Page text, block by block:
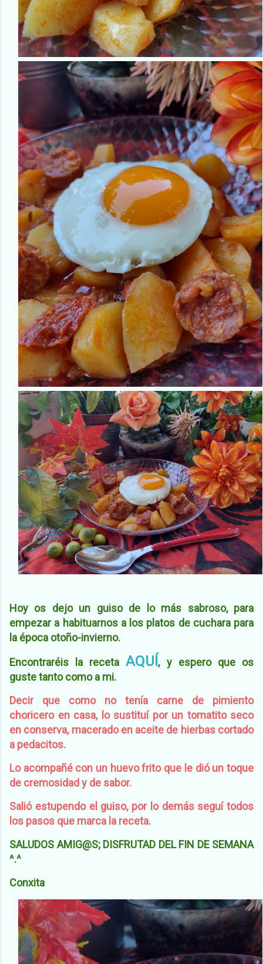
Hoy os dejo un guiso de lo más sabroso, para
empezar a habituarnos a los platos de cuchara para
la época otoño-invierno.
Encontraréis la receta AQUÍ ,
y espero que os
guste tanto como a mi.
Decir que como no tenía carne de pimiento
choricero en casa, lo sustituí por un tomatito seco
en conserva, macerado en aceite de hierbas cortado
a pedacitos.
Lo acompañé con un huevo frito que le dió un toque
de cremosidad y de sabor.
Salió estupendo el guiso, por lo demás seguí todos
los pasos que marca la receta.
SALUDOS AMIG@S; DISFRUTAD DEL FIN DE SEMANA
^.^
Conxita